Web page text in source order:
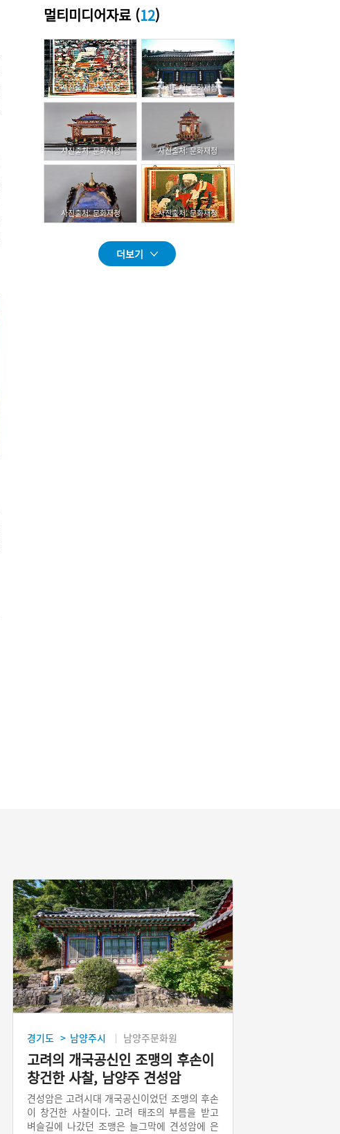
멀티미디어자료 (12)
사진출처: 문화재청 사진출처: 문화재청
사진출처: 문화재청 사진출처: 문화재청
사진출처: 문화재청 사진출처: 문화재청
더보기
경기도 > 남양주시 남양주문화원
고려의 개국공신인 조맹의 후손이
창건한 사찰, 남양주 견성암
견성암은 고려시대 개국공신이었던 조맹의 후손
이 창건한 사찰이다. 고려 태조의 부름을 받고
벼슬길에 나갔던 조맹은 늘그막에 견성암에 은